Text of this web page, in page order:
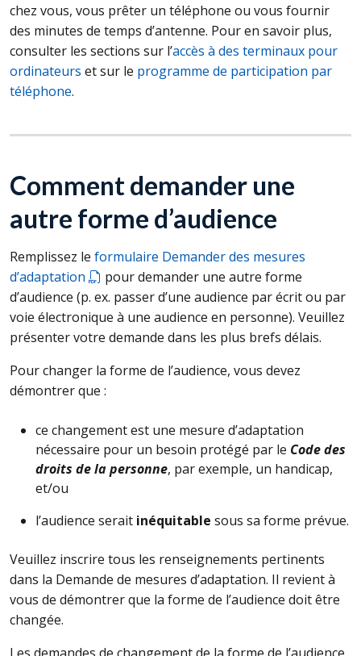
chez vous, vous prêter un téléphone ou vous fournir
des minutes de temps d’antenne. Pour en savoir plus,
consulter les sections sur l’accès à des terminaux pour
ordinateurs et sur le programme de participation par
téléphone.
Comment demander une
autre forme d’audience
Remplissez le formulaire Demander des mesures
d’adaptation
pour demander une autre forme
d’audience (p. ex. passer d’une audience par écrit ou par
voie électronique à une audience en personne). Veuillez
présenter votre demande dans les plus brefs délais.
Pour changer la forme de l’audience, vous devez
démontrer que :
ce changement est une mesure d’adaptation
nécessaire pour un besoin protégé par le Code des
droits de la personne, par exemple, un handicap,
et/ou
l’audience serait inéquitable sous sa forme prévue.
Veuillez inscrire tous les renseignements pertinents
dans la Demande de mesures d’adaptation. Il revient à
vous de démontrer que la forme de l’audience doit être
changée.